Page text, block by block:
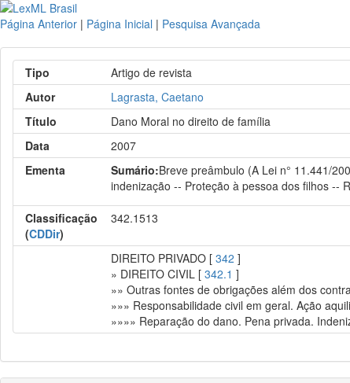
Página Anterior | Página Inicial | Pesquisa Avançada
Tipo
Artigo de revista
Autor
Lagrasta, Caetano
Título
Dano Moral no direito de família
Data
2007
Ementa
Sumário:Breve preâmbulo (A Lei n° 11.441/
indenização -- Proteção à pessoa dos filhos --
Classificação
(CDDir)
342.1513
DIREITO PRIVADO [342 ]
» DIREITO CIVIL [342.1 ]
»» Outras fontes de obrigações além dos
»»» Responsabilidade civil em geral. Ação
»»»» Reparação do dano. Pena privada.